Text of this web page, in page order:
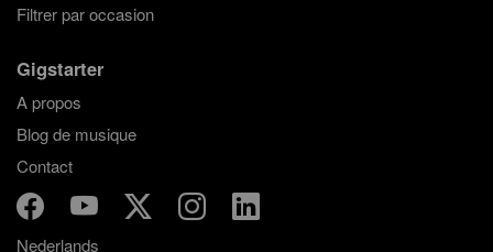
Filtrer par occasion
Gigstarter
A propos
Blog de musique
Contact
Nederlands